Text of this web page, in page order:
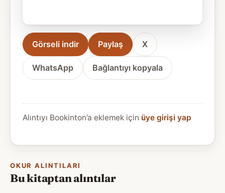
Görseli indir Paylaş X
WhatsApp Bağlantıyı kopyala
Alıntıyı Bookinton’a eklemek için üye girişi yap
OKUR ALINTILARI
Bu kitaptan alıntılar